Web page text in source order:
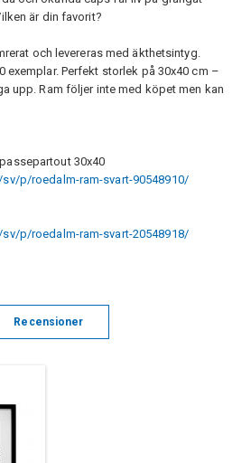
är din favorit?
och levereras med äkthetsintyg.
exemplar. Perfekt storlek på 30x40 cm –
upp. Ram följer inte med köpet men kan
30x40
p/roedalm-ram-svart-90548910/
p/roedalm-ram-svart-20548918/
Recensioner